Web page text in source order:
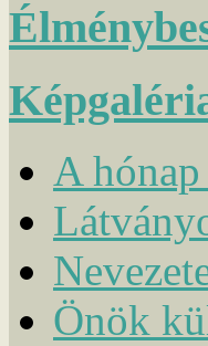
A
Önök